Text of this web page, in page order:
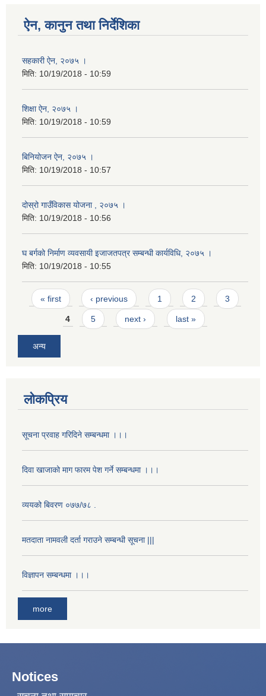
ऐन, कानुन तथा निर्देशिका
सहकारी ऐन, २०७५ ।
मिति: 10/19/2018 - 10:59
शिक्षा ऐन, २०७५ ।
मिति: 10/19/2018 - 10:59
बिनियोजन ऐन, २०७५ ।
मिति: 10/19/2018 - 10:57
दोस्रो गाउँविकास योजना , २०७५ ।
मिति: 10/19/2018 - 10:56
घ बर्गको निर्माण व्यवसायी इजाजतपत्र सम्बन्धी कार्यविधि, २०७५ ।
मिति: 10/19/2018 - 10:55
Pages
« first ‹ previous 1 2 3
4 5 next › last »
अन्य
लोकप्रिय
सूचना प्रवाह गरिदिने सम्बन्धमा ।।।
दिवा खाजाको माग फारम पेश गर्ने सम्बन्धमा ।।।
व्ययको बिवरण ०७७/७८ .
मतदाता नामवली दर्ता गराउने सम्बन्धी सूचना |||
विज्ञापन सम्बन्धमा ।।।
more
Notices